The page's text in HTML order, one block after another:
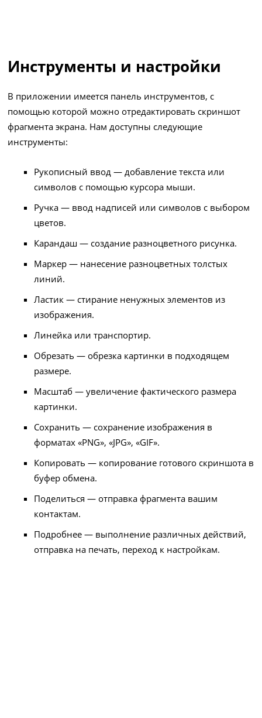
Инструменты и настройки
В приложении имеется панель инструментов, с
помощью которой можно отредактировать скриншот
фрагмента экрана. Нам доступны следующие
инструменты:
Рукописный ввод — добавление текста или
символов с помощью курсора мыши.
Ручка — ввод надписей или символов с выбором
цветов.
Карандаш — создание разноцветного рисунка.
Маркер — нанесение разноцветных толстых
линий.
Ластик — стирание ненужных элементов из
изображения.
Линейка или транспортир.
Обрезать — обрезка картинки в подходящем
размере.
Масштаб — увеличение фактического размера
картинки.
Сохранить — сохранение изображения в
форматах «PNG», «JPG», «GIF».
Копировать — копирование готового скриншота в
буфер обмена.
Поделиться — отправка фрагмента вашим
контактам.
Подробнее — выполнение различных действий,
отправка на печать, переход к настройкам.